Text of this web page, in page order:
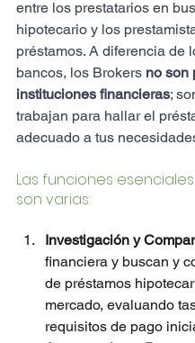
entre los prestatarios en
hipotecario y los
préstamos. A diferencia de
bancos, los Brokers no son
instituciones financieras;
trabajan para hallar el
adecuado a tus
Las funciones
son varias:
Investigación y
financiera y buscan y
de préstamos
mercado, evaluando
requisitos de pago